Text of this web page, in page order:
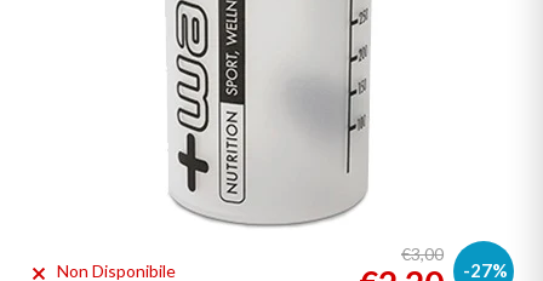
Non Disponibile -27%
€3,00